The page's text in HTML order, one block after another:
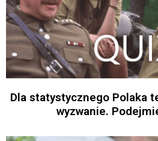
Dla statystycznego Polaka
wyzwanie.